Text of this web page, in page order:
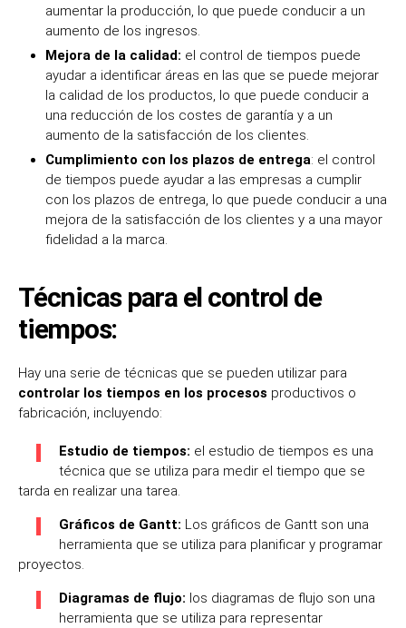
aumentar la producción, lo que puede conducir a un
aumento de los ingresos.
Mejora de la calidad: el control de tiempos puede
ayudar a identificar áreas en las que se puede mejorar
la calidad de los productos, lo que puede conducir a
una reducción de los costes de garantía y a un
aumento de la satisfacción de los clientes.
Cumplimiento con los plazos de entrega: el control
de tiempos puede ayudar a las empresas a cumplir
con los plazos de entrega, lo que puede conducir a una
mejora de la satisfacción de los clientes y a una mayor
fidelidad a la marca.
Técnicas para el control de
tiempos:
Hay una serie de técnicas que se pueden utilizar para
controlar los tiempos en los procesos productivos o
fabricación, incluyendo:
Estudio de tiempos: el estudio de tiempos es una
técnica que se utiliza para medir el tiempo que se
tarda en realizar una tarea.
Gráficos de Gantt: Los gráficos de Gantt son una
herramienta que se utiliza para planificar y programar
proyectos.
Diagramas de flujo: los diagramas de flujo son una
herramienta que se utiliza para representar